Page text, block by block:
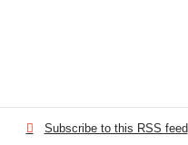
Subscribe to this RSS feed